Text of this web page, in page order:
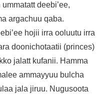
deebi’ee,
argachuu qaba.
hojii irra ooluutu irra
doonichotaatii (princes)
jalatt kufanii. Hamma
ammayyuu bulcha
jala jiruu. Nugusoota